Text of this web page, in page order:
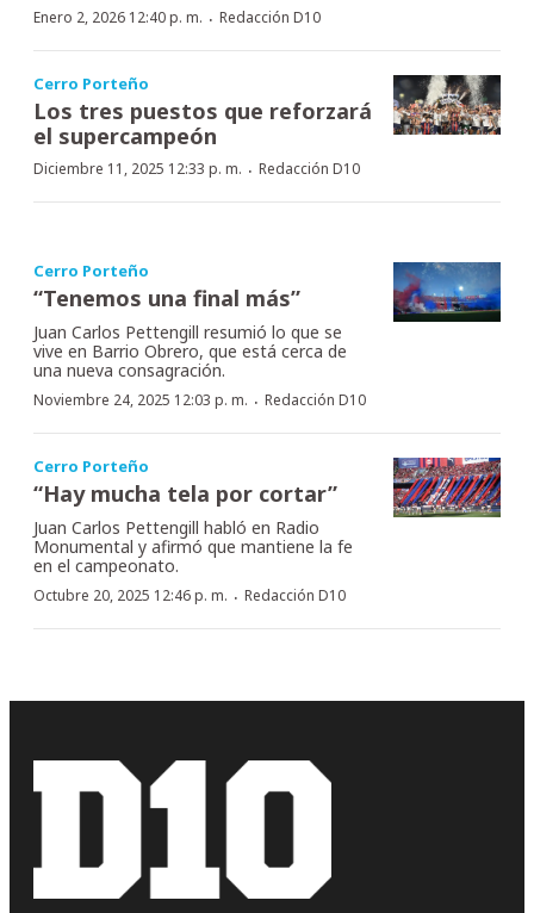
Enero 2, 2026 12:40 p. m. · Redacción D10
Cerro Porteño
Los tres puestos que reforzará
el supercampeón
Diciembre 11, 2025 12:33 p. m. · Redacción D10
Cerro Porteño
“Tenemos una final más”
Juan Carlos Pettengill resumió lo que se
vive en Barrio Obrero, que está cerca de
una nueva consagración.
Noviembre 24, 2025 12:03 p. m. · Redacción D10
Cerro Porteño
“Hay mucha tela por cortar”
Juan Carlos Pettengill habló en Radio
Monumental y afirmó que mantiene la fe
en el campeonato.
Octubre 20, 2025 12:46 p. m. · Redacción D10